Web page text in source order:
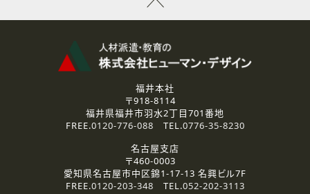
資料送付、受講相談に関するご連絡のために利用いたしま
その他、お問い合わせの内容に回答するために利用いたし
なお、ご連絡手段は、電話・Ｅメールのいずれかの方法とい
2.個人情報の第三者提供
ご提供いただいた個人情報は、法令等の規定に従う場合を除き、
3.個人情報の取り扱いの委託
弊社の定める個人情報保護の評価基準を満たした委託先に、個
人情報を委託する場合があります。
福井本社
〒918-8114
福井県福井市羽水2丁目701番地
FREE.0120-776-088 TEL.0776-35-8230
名古屋支店
〒460-0003
愛知県名古屋市中区錦1-17-13 名興ビル7F
FREE.0120-203-348 TEL.052-202-3113